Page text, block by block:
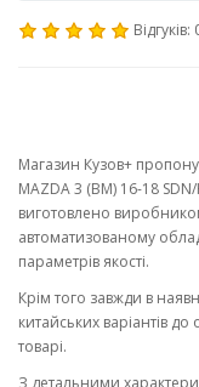
Відгуків:
Магазин Кузов+
MAZDA 3 (BM) 16-18
виготовлено
автоматизованому
параметрів якості.
Крім того завжди в
китайських варіантів до
товарі.
З детальними